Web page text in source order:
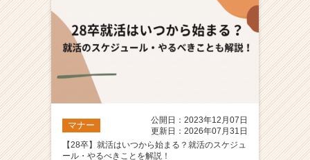
届
く
就
キ
マナー
公開日：2023年12月07日
更新日：2026年07月31日
【28卒】就活はいつから始まる？就活のスケジュ
ール・やるべきことを解説！